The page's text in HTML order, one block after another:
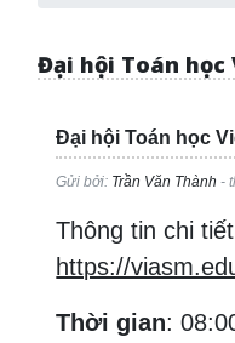
Đại hội Toán học
Đại hội Toán học
Gửi bởi: Trần Văn Thành -
Thông tin chi
https://
Thời gian: